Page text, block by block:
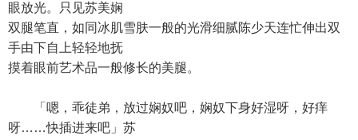
眼放光。只见苏美娴
双腿笔直，如同冰肌雪肤一般的光滑细腻陈少天连忙伸出双
手由下自上轻轻地抚
摸着眼前艺术品一般修长的美腿。
「嗯，乖徒弟，放过娴奴吧，娴奴下身好湿呀，好痒
呀……快插进来吧」苏